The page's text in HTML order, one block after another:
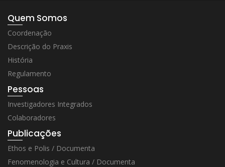
Quem Somos
Coordenação
Descrição do Praxis
História
Regulamento
Pessoas
Investigadores Integrados
Colaboradores
Publicações
Ethos e Polis / Documenta
Fenomenologia e Cultura / Documenta